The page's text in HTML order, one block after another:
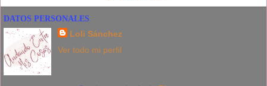
DATOS PERSONALES
Loli Sánchez
Ver todo mi perfil